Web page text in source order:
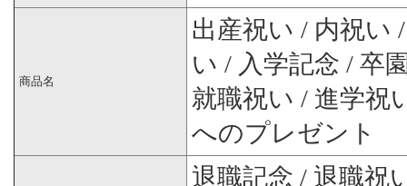
商品名
出産祝い / 内祝い
い / 入学記念 / 卒
就職祝い / 進学祝
へのプレゼント
退職記念 / 退職祝